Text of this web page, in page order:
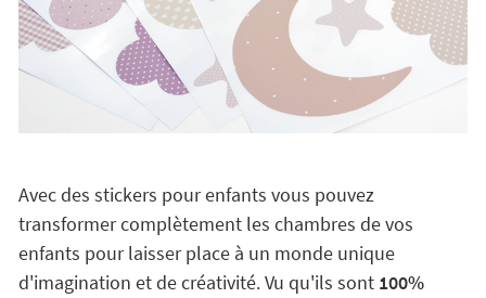
Avec des stickers pour enfants vous pouvez
transformer complètement les chambres de vos
enfants pour laisser place à un monde unique
d'imagination et de créativité. Vu qu'ils sont 100%